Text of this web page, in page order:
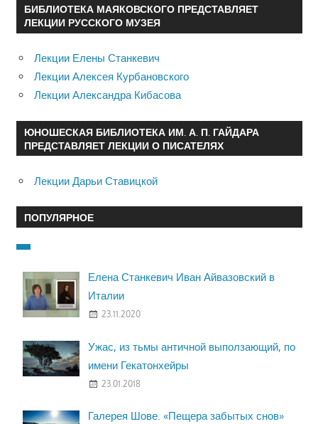
БИБЛИОТЕКА МАЯКОВСКОГО ПРЕДСТАВЛЯЕТ
ЛЕКЦИИ РУССКОГО МУЗЕЯ
Лекции Елены Станкевич
Лекции Алексея Курбановского
Лекции Александра Кибасова
ЮНОШЕСКАЯ БИБЛИОТЕКА ИМ. А. П. ГАЙДАРА
ПРЕДСТАВЛЯЕТ ЛЕКЦИИ О ПИСАТЕЛЯХ
Лекции Дарьи Ставицкой
ПОПУЛЯРНОЕ
Елена Станкевич Иван Айвазовский в
Италии
23.11.2020
Ужас, из тьмы античной выползающий, по
имени Гекатонхейры
23.01.2018
Галерея Шове. «Пещера забытых снов»